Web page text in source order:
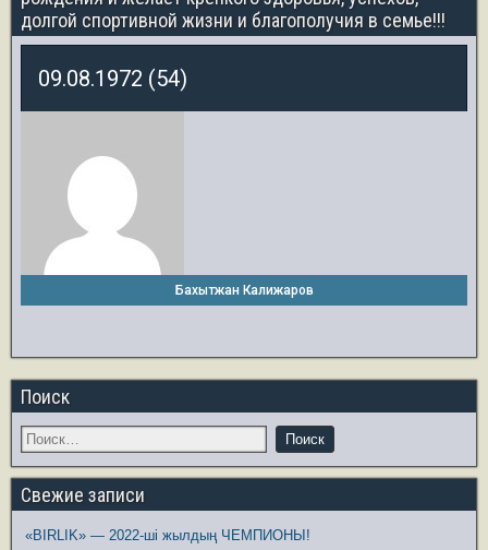
долгой спортивной жизни и благополучия в семье!!!
09.08.1972 (54)
Бахытжан Калижаров
Поиск
Свежие записи
«BIRLIK» — 2022-ші жылдың ЧЕМПИОНЫ!